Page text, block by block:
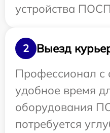
устройства
2
Выезд
Профессионал с
удобное время
оборудования
потребуется